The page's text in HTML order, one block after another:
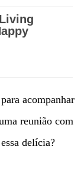
acompanhar
reunião com
delícia?